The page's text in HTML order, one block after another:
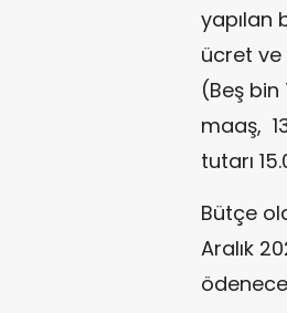
yapılan
ücret ve
(Beş
maaş,
tutarı
Bütçe
Aralık